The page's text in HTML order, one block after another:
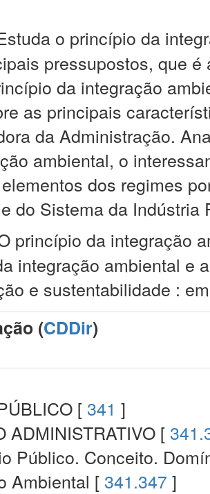
o princípio da
pressupostos, que
da integração
as principais
da Administração.
ambiental, o
dos regimes
do Sistema da Indústria
princípio da integração
integração ambiental e
e sustentabilidade :
(CDDir)
[ 341 ]
ADMINISTRATIVO [
Público. Conceito.
Ambiental [ 341.347 ]